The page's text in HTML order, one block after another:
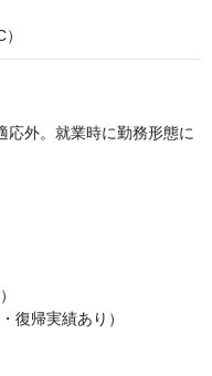
応外。就業時に勤務形態に
復帰実績あり）